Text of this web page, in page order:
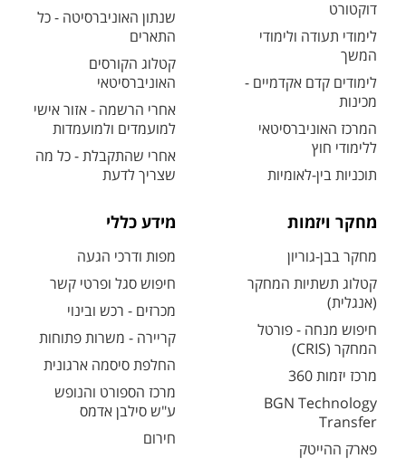
דוקטורט
לימודי תעודה ולימודי
המשך
לימודים קדם אקדמיים -
מכינות
המרכז האוניברסיטאי
ללימודי חוץ
תוכניות בין-לאומיות
שנתון האוניברסיטה - כל
התארים
קטלוג הקורסים
האוניברסיטאי
אחרי הרשמה - אזור אישי
למועמדים ולמועמדות
אחרי שהתקבלת - כל מה
שצריך לדעת
מחקר ויזמות
מחקר בבן-גוריון
קטלוג תשתיות המחקר
(אנגלית)
חיפוש מנחה - פורטל
המחקר (CRIS)
מרכז יזמות 360
BGN Technology
Transfer
פארק ההייטק
מידע כללי
מפות ודרכי הגעה
חיפוש סגל ופרטי קשר
מכרזים - רכש ובינוי
קריירה - משרות פתוחות
החלפת סיסמה ארגונית
מרכז הספורט והנופש
ע"ש סילבן אדמס
חירום